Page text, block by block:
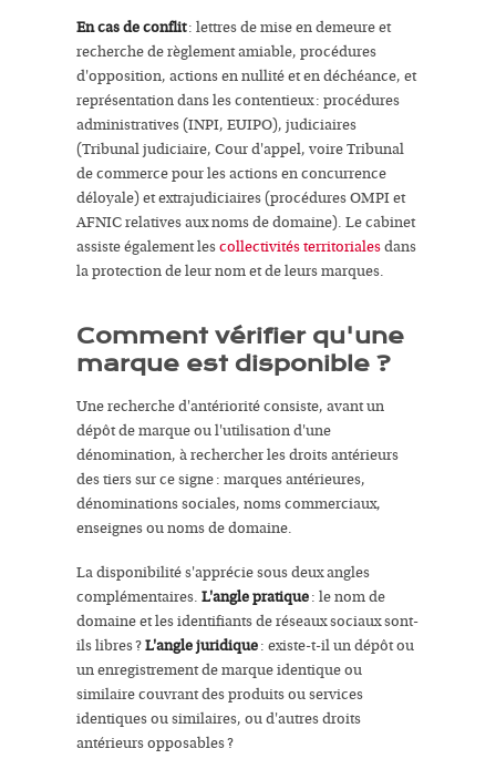
En cas de conflit: lettres de mise en demeure et
recherche de règlement amiable, procédures
d'opposition, actions en nullité et en déchéance, et
représentation dans les contentieux : procédures
administratives (INPI, EUIPO), judiciaires
(Tribunal judiciaire, Cour d'appel, voire Tribunal
de commerce pour les actions en concurrence
déloyale) et extrajudiciaires (procédures OMPI et
AFNIC relatives aux noms de domaine). Le cabinet
assiste également lescollectivités territorialesdans
la protection de leur nom et de leurs marques.
Comment vérifier qu'une
marque est disponible ?
Une recherche d'antériorité consiste, avant un
dépôt de marque ou l'utilisation d'une
dénomination, à rechercher les droits antérieurs
des tiers sur ce signe : marques antérieures,
dénominations sociales, noms commerciaux,
enseignes ou noms de domaine.
La disponibilité s'apprécie sous deux angles
complémentaires. L'angle pratique: le nom de
domaine et les identifiants de réseaux sociaux sont-
ils libres ?L'angle juridique: existe-t-il un dépôt ou
un enregistrement de marque identique ou
similaire couvrant des produits ou services
identiques ou similaires, ou d'autres droits
antérieurs opposables ?